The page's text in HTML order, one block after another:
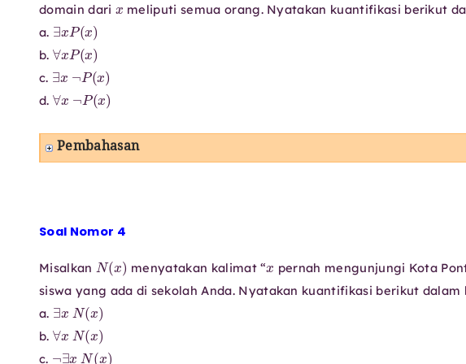
domain dari
meliputi semua orang. Nyatakan kuantifikasi berikut
a.
∃ P( )
b.
∀ P( x)
c.
∃ ¬P( x)
d.
∀ ¬P( x
Pembahasan
Soal Nomor 4
Misalkan
N(x )
menyatakan kalimat “ pernah mengunjungi Kota
siswa yang ada di sekolah Anda. Nyatakan kuantifikasi berikut dalam
a.
∃ N( x)
b.
∀ N( x)
c.
∃ N( x)